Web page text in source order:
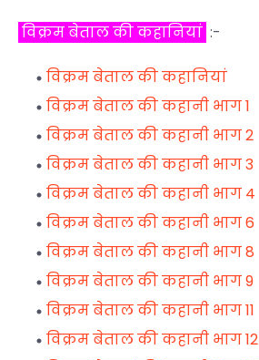
विक्रम बेताल की कहानियां :-
विक्रम बेताल की कहानियां
विक्रम बेताल की कहानी भाग 1
विक्रम बेताल की कहानी भाग 2
विक्रम बेताल की कहानी भाग 3
विक्रम बेताल की कहानी भाग 4
विक्रम बेताल की कहानी भाग 6
विक्रम बेताल की कहानी भाग 8
विक्रम बेताल की कहानी भाग 9
विक्रम बेताल की कहानी भाग 11
विक्रम बेताल की कहानी भाग 12